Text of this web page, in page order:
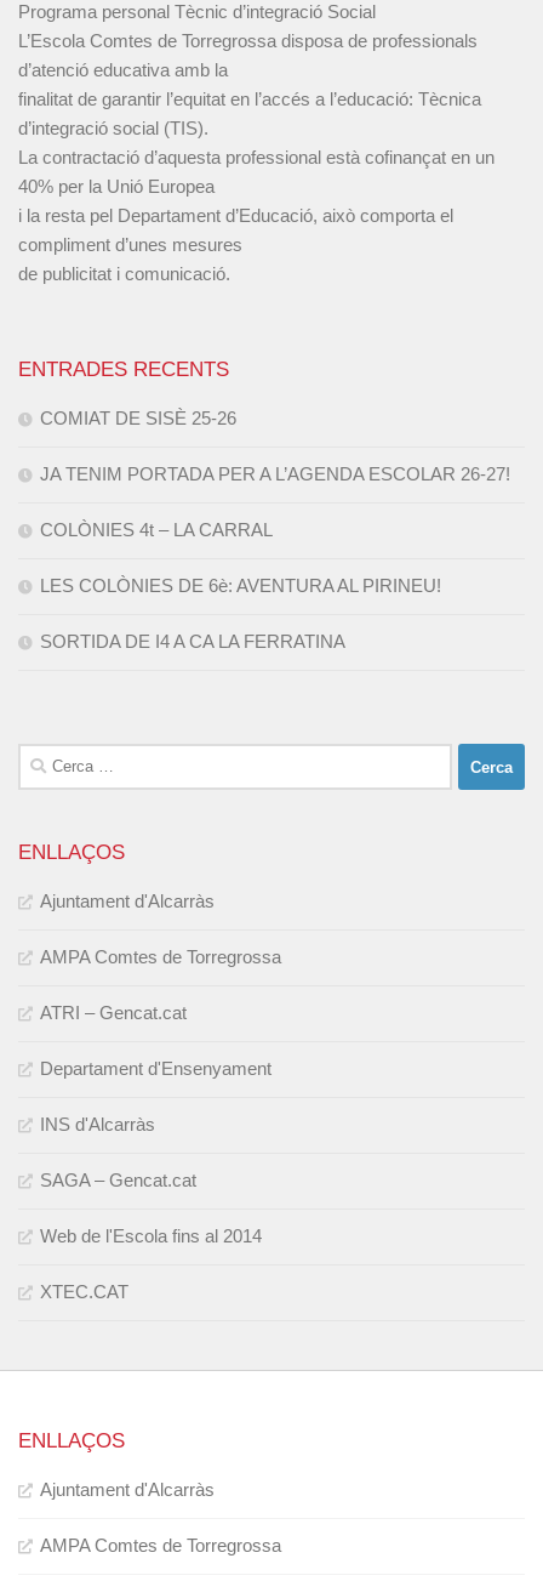
Programa personal Tècnic d’integració Social
L’Escola Comtes de Torregrossa disposa de professionals
d’atenció educativa amb la
finalitat de garantir l’equitat en l’accés a l’educació: Tècnica
d’integració social (TIS).
La contractació d’aquesta professional està cofinançat en un
40% per la Unió Europea
i la resta pel Departament d’Educació, això comporta el
compliment d’unes mesures
de publicitat i comunicació.
ENTRADES RECENTS
COMIAT DE SISÈ 25-26
JA TENIM PORTADA PER A L’AGENDA ESCOLAR 26-27!
COLÒNIES 4t – LA CARRAL
LES COLÒNIES DE 6è: AVENTURA AL PIRINEU!
SORTIDA DE I4 A CA LA FERRATINA
Cerca:
ENLLAÇOS
Ajuntament d'Alcarràs
AMPA Comtes de Torregrossa
ATRI – Gencat.cat
Departament d'Ensenyament
INS d'Alcarràs
SAGA – Gencat.cat
Web de l'Escola fins al 2014
XTEC.CAT
ENLLAÇOS
Ajuntament d'Alcarràs
AMPA Comtes de Torregrossa